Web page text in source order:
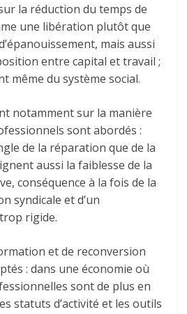
la réduction du temps de
une libération plutôt que
mais aussi
entre capital et travail ;
même du système social.
notamment sur la manière
sont abordés :
de la réparation que de la
aussi la faiblesse de la
conséquence à la fois de la
syndicale et d’un
rigide.
et de reconversion
: dans une économie où
sont de plus en
statuts d’activité et les outils